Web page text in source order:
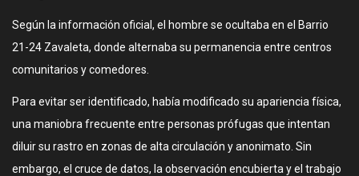
Según la información oficial, el hombre se ocultaba en el Barrio
21-24 Zavaleta, donde alternaba su permanencia entre centros
comunitarios y comedores.
Para evitar ser identificado, había modificado su apariencia física,
una maniobra frecuente entre personas prófugas que intentan
diluir su rastro en zonas de alta circulación y anonimato. Sin
embargo, el cruce de datos, la observación encubierta y el trabajo